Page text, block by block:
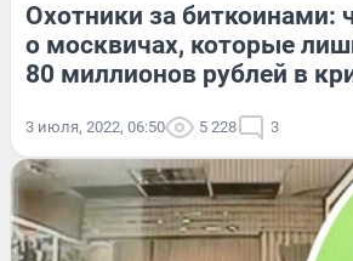
Охотники за биткоинами:
о москвичах, которые
80 миллионов рублей в
3 июля, 2022, 06:50 5 228 3